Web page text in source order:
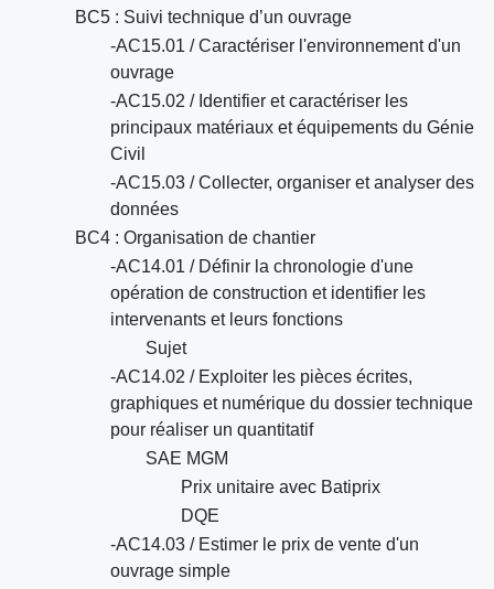
BC5 : Suivi technique d’un ouvrage
-AC15.01 / Caractériser l'environnement d'un
ouvrage
-AC15.02 / Identifier et caractériser les
principaux matériaux et équipements du Génie
Civil
-AC15.03 / Collecter, organiser et analyser des
données
BC4 : Organisation de chantier
-AC14.01 / Définir la chronologie d'une
opération de construction et identifier les
intervenants et leurs fonctions
Sujet
-AC14.02 / Exploiter les pièces écrites,
graphiques et numérique du dossier technique
pour réaliser un quantitatif
SAE MGM
Prix unitaire avec Batiprix
DQE
-AC14.03 / Estimer le prix de vente d'un
ouvrage simple